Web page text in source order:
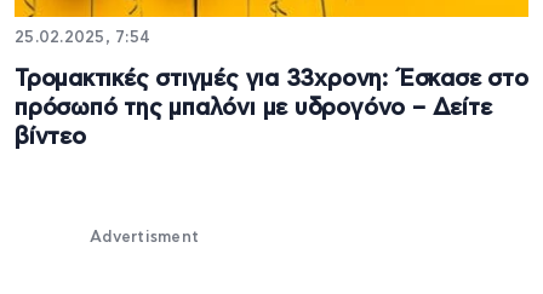
25.02.2025, 7:54
Τρομακτικές στιγμές για 33χρονη: Έσκασε στο
πρόσωπό της μπαλόνι με υδρογόνο – Δείτε
βίντεο
Advertisment